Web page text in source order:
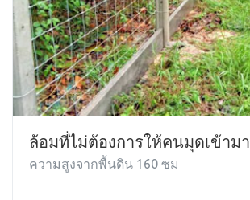
ล้อมที่ไม่ต้องการให้คนมุดเข้ามา
ความสูงจากพื้นดิน 160 ซม